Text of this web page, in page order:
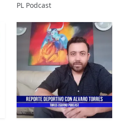
PL Podcast